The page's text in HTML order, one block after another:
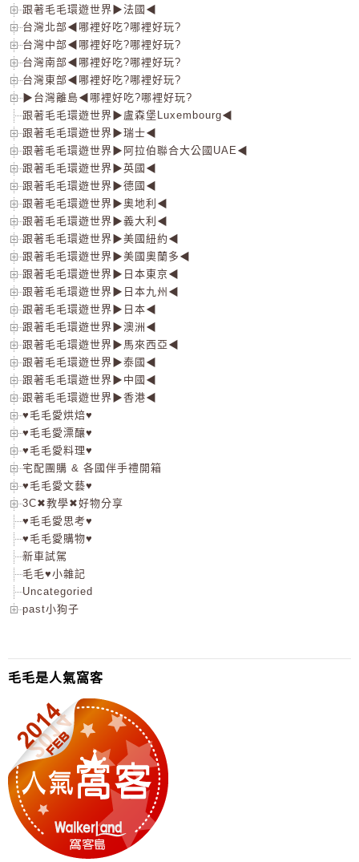
跟著毛毛環遊世界▶法國◀
台灣北部◀哪裡好吃?哪裡好玩?
台灣中部◀哪裡好吃?哪裡好玩?
台灣南部◀哪裡好吃?哪裡好玩?
台灣東部◀哪裡好吃?哪裡好玩?
▶台灣離島◀哪裡好吃?哪裡好玩?
跟著毛毛環遊世界▶盧森堡Luxembourg◀
跟著毛毛環遊世界▶瑞士◀
跟著毛毛環遊世界▶阿拉伯聯合大公國UAE◀
跟著毛毛環遊世界▶英國◀
跟著毛毛環遊世界▶德國◀
跟著毛毛環遊世界▶奧地利◀
跟著毛毛環遊世界▶義大利◀
跟著毛毛環遊世界▶美國紐約◀
跟著毛毛環遊世界▶美國奧蘭多◀
跟著毛毛環遊世界▶日本東京◀
跟著毛毛環遊世界▶日本九州◀
跟著毛毛環遊世界▶日本◀
跟著毛毛環遊世界▶澳洲◀
跟著毛毛環遊世界▶馬來西亞◀
跟著毛毛環遊世界▶泰國◀
跟著毛毛環遊世界▶中國◀
跟著毛毛環遊世界▶香港◀
♥毛毛愛烘焙♥
♥毛毛愛漂釀♥
♥毛毛愛料理♥
宅配團購 & 各國伴手禮開箱
♥毛毛愛文藝♥
3C✖教學✖好物分享
♥毛毛愛思考♥
♥毛毛愛購物♥
新車試駕
毛毛♥小雜記
Uncategoried
past小狗子
毛毛是人氣窩客